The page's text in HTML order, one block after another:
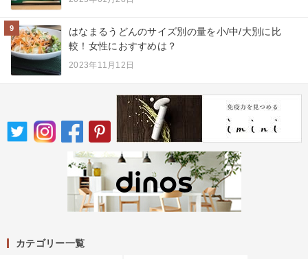
9
はなまるうどんのサイズ別の量を小/中/大別に比
較！女性におすすめは？
2023年11月12日
カテゴリー一覧